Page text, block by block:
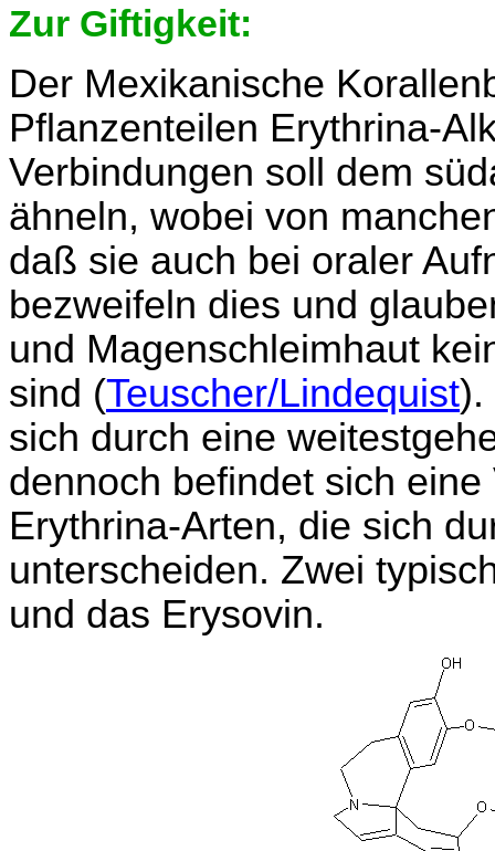
Zur Giftigkeit:
Der Mexikanische
Pflanzenteilen Erythrina-
Verbindungen soll dem
ähneln, wobei von
daß sie auch bei oraler
bezweifeln dies und
und Magenschleimhaut
sind (Teuscher/Lindequist).
sich durch eine
dennoch befindet sich
Erythrina-Arten, die sich
unterscheiden. Zwei
und das Erysovin.